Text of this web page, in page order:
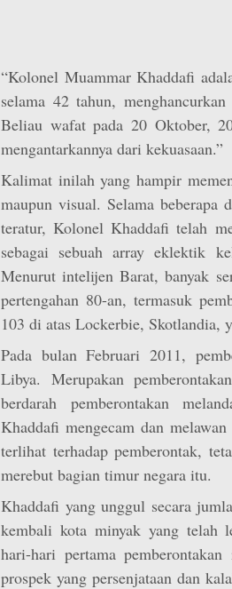
“Kolonel Muammar Khaddafi
selama 42 tahun,
Beliau wafat pada 20 Oktober,
mengantarkannya dari kekuasaan.”
Kalimat inilah yang hampir
maupun visual. Selama beberapa
teratur, Kolonel Khaddafi telah
sebagai sebuah array eklektik
Menurut intelijen Barat, banyak
pertengahan 80-an, termasuk
103 di atas Lockerbie, Skotlandia,
Pada bulan Februari 2011,
Libya. Merupakan
berdarah pemberontakan
Khaddafi mengecam dan
terlihat terhadap pemberontak,
merebut bagian timur negara itu.
Khaddafi yang unggul secara
kembali kota minyak yang telah
hari-hari pertama
prospek yang persenjataan dan